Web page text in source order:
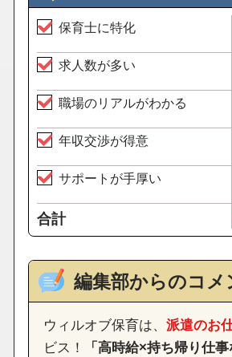
保育士に特化
求人数が多い
職場のリアルがわかる
年収交渉が得意
サポートが手厚い
合計
編集部からのコメ
ウィルオブ保育は、 派遣のお
ビス！
「高時給×持ち帰り仕事